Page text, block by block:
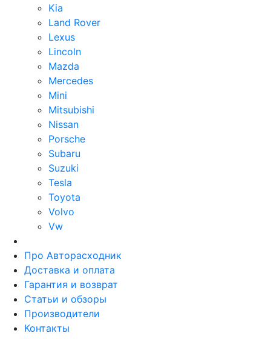
Kia
Land Rover
Lexus
Lincoln
Mazda
Mercedes
Mini
Mitsubishi
Nissan
Porsche
Subaru
Suzuki
Tesla
Toyota
Volvo
Vw
Про Авторасходник
Доставка и оплата
Гарантия и возврат
Статьи и обзоры
Производители
Контакты